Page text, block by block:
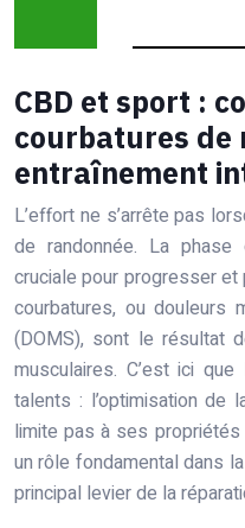
CBD et sport :
courbatures de
entraînement
L’effort ne s’arrête pas
de randonnée. La
cruciale pour progresser et
courbatures, ou douleurs
(DOMS), sont le résultat
musculaires. C’est ici
talents : l’optimisation de
limite pas à ses propriétés
un rôle fondamental dans la
principal levier de la